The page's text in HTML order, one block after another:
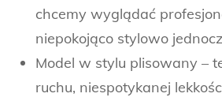
chcemy wyglądać
niepokojąco stylowo
Model w stylu plisowany –
ruchu, niespotykanej